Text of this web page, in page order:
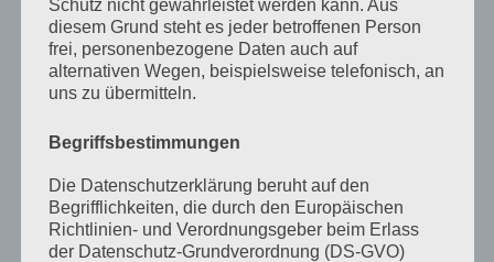
August 2022
Juli 2022
Februar 2022
Januar 2022
Dezember 2021
Schutz nicht gewährleistet werden kann. Aus
diesem Grund steht es jeder betroffenen Person
frei, personenbezogene Daten auch auf
alternativen Wegen, beispielsweise telefonisch, an
uns zu übermitteln.
Begriffsbestimmungen
Die Datenschutzerklärung beruht auf den
Begrifflichkeiten, die durch den Europäischen
Richtlinien- und Verordnungsgeber beim Erlass
der Datenschutz-Grundverordnung (DS-GVO)